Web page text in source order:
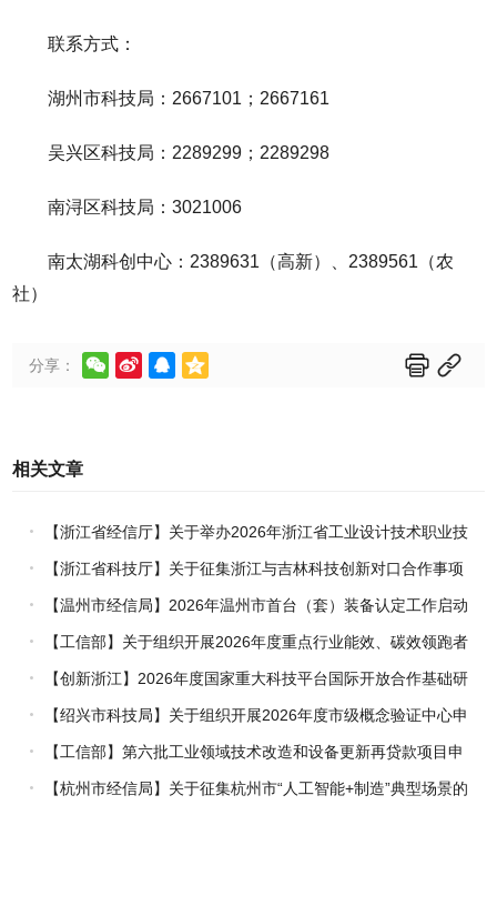
联系方式：
湖州市科技局：2667101；2667161
吴兴区科技局：2289299；2289298
南浔区科技局：3021006
南太湖科创中心：2389631（高新）、2389561（农
社）
分享：      
相关文章
【浙江省经信厅】关于举办2026年浙江省工业设计技术职业技
能竞赛的通知
【浙江省科技厅】关于征集浙江与吉林科技创新对口合作事项
的通知【温州市经信局】2026年温州市首台（套）装备认定工作启动
【工信部】关于组织开展2026年度重点行业能效、碳效领跑者
企业推荐工作的通知
【创新浙江】2026年度国家重大科技平台国际开放合作基础研
究专项（试点）项目指南
【绍兴市科技局】关于组织开展2026年度市级概念验证中心申
报工作的通知
【工信部】第六批工业领域技术改造和设备更新再贷款项目申
报工作启动
【杭州市经信局】关于征集杭州市“人工智能+制造”典型场景的